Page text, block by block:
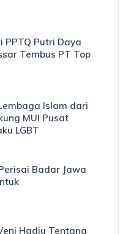
Putri Daya
Tembus PT Top
Islam dari
MUI Pusat
LGBT
Badar Jawa
Hadju Tentang